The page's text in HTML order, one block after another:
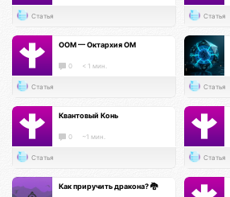
Статья Статья
ООМ — Октархия ОМ
0 < 1 мин.
Статья Статья
Квантовый Конь
0 ~1 мин.
Статья Статья
Как приручить дракона? 🐉